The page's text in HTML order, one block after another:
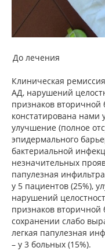
До
Клиническая
АД, нарушений
признаков
констатирована нами
улучшение (полное
эпидермального
бактериальной
незначительных
папулезная
у 5 пациентов (25%),
нарушений
признаков
сохранении слабо
легкая папулезная
– у 3 больных (15%).